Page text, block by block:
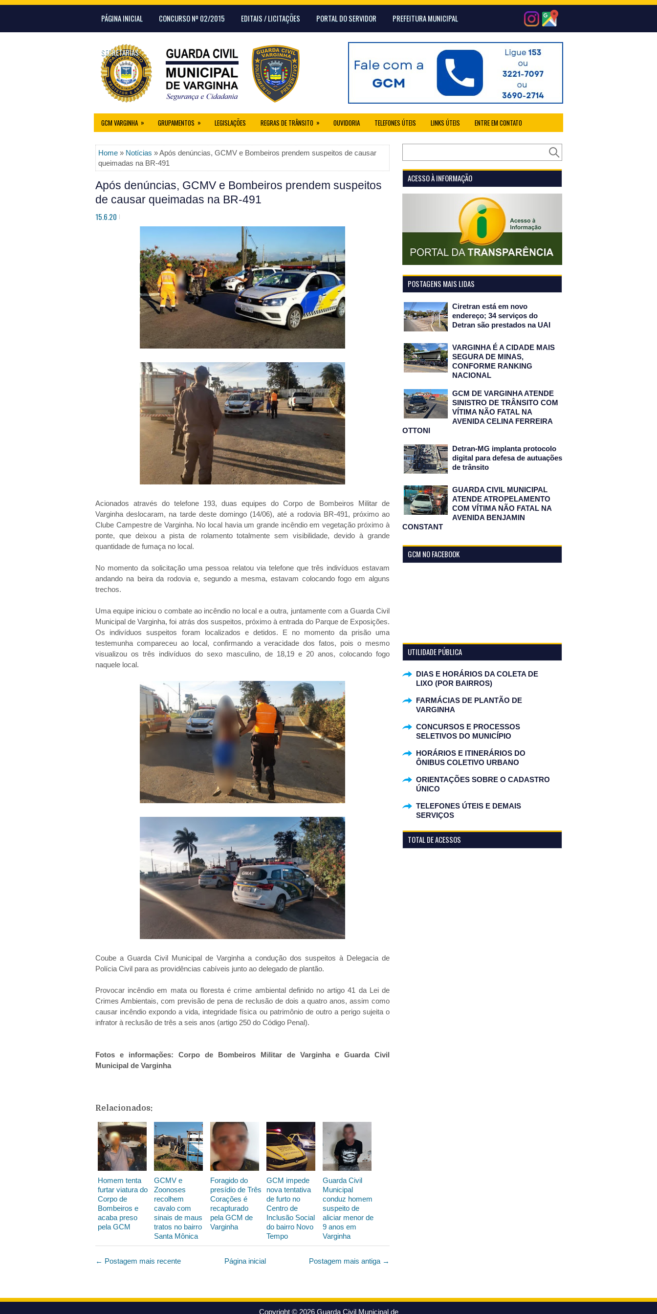
PÁGINA INICIAL CONCURSO Nº 02/2015 EDITAIS / LICITAÇÕES PORTAL DO SERVIDOR PREFEITURA MUNICIPAL
SECRETARIAS
GCM VARGINHA » GRUPAMENTOS » LEGISLAÇÕES REGRAS DE TRÂNSITO » OUVIDORIA TELEFONES ÚTEIS LINKS ÚTEIS ENTRE EM CONTATO
Home » Notícias » Após denúncias, GCMV e Bombeiros prendem suspeitos de causar
queimadas na BR-491
Após denúncias, GCMV e Bombeiros prendem suspeitos
de causar queimadas na BR-491
15.6.20
Acionados através do telefone 193, duas equipes do Corpo de Bombeiros Militar de
Varginha deslocaram, na tarde deste domingo (14/06), até a rodovia BR-491, próximo ao
Clube Campestre de Varginha. No local havia um grande incêndio em vegetação próximo à
ponte, que deixou a pista de rolamento totalmente sem visibilidade, devido à grande
quantidade de fumaça no local.
No momento da solicitação uma pessoa relatou via telefone que três indivíduos estavam
andando na beira da rodovia e, segundo a mesma, estavam colocando fogo em alguns
trechos.
Uma equipe iniciou o combate ao incêndio no local e a outra, juntamente com a Guarda Civil
Municipal de Varginha, foi atrás dos suspeitos, próximo à entrada do Parque de Exposições.
Os indivíduos suspeitos foram localizados e detidos. E no momento da prisão uma
testemunha compareceu ao local, confirmando a veracidade dos fatos, pois o mesmo
visualizou os três indivíduos do sexo masculino, de 18,19 e 20 anos, colocando fogo
naquele local.
Coube a Guarda Civil Municipal de Varginha a condução dos suspeitos à Delegacia de
Polícia Civil para as providências cabíveis junto ao delegado de plantão.
Provocar incêndio em mata ou floresta é crime ambiental definido no artigo 41 da Lei de
Crimes Ambientais, com previsão de pena de reclusão de dois a quatro anos, assim como
causar incêndio expondo a vida, integridade física ou patrimônio de outro a perigo sujeita o
infrator à reclusão de três a seis anos (artigo 250 do Código Penal).
Fotos e informações: Corpo de Bombeiros Militar de Varginha e Guarda Civil
Municipal de Varginha
Relacionados:
Homem tenta
furtar viatura do
Corpo de
Bombeiros e
acaba preso
pela GCM
GCMV e
Zoonoses
recolhem
cavalo com
sinais de maus
tratos no bairro
Santa Mônica
Foragido do
presídio de Três
Corações é
recapturado
pela GCM de
Varginha
GCM impede
nova tentativa
de furto no
Centro de
Inclusão Social
do bairro Novo
Tempo
Guarda Civil
Municipal
conduz homem
suspeito de
aliciar menor de
9 anos em
Varginha
← Postagem mais recente Postagem mais antiga →
Página inicial
ACESSO À INFORMAÇÃO
POSTAGENS MAIS LIDAS
Ciretran está em novo
endereço; 34 serviços do
Detran são prestados na UAI
VARGINHA É A CIDADE MAIS
SEGURA DE MINAS,
CONFORME RANKING
NACIONAL
GCM DE VARGINHA ATENDE
SINISTRO DE TRÂNSITO COM
VÍTIMA NÃO FATAL NA
AVENIDA CELINA FERREIRA
OTTONI
Detran-MG implanta protocolo
digital para defesa de autuações
de trânsito
GUARDA CIVIL MUNICIPAL
ATENDE ATROPELAMENTO
COM VÍTIMA NÃO FATAL NA
AVENIDA BENJAMIN
CONSTANT
GCM NO FACEBOOK
UTILIDADE PÚBLICA
DIAS E HORÁRIOS DA COLETA DE
LIXO (POR BAIRROS)
FARMÁCIAS DE PLANTÃO DE
VARGINHA
CONCURSOS E PROCESSOS
SELETIVOS DO MUNICÍPIO
HORÁRIOS E ITINERÁRIOS DO
ÔNIBUS COLETIVO URBANO
ORIENTAÇÕES SOBRE O CADASTRO
ÚNICO
TELEFONES ÚTEIS E DEMAIS
SERVIÇOS
TOTAL DE ACESSOS
Copyright © 2026 Guarda Civil Municipal de